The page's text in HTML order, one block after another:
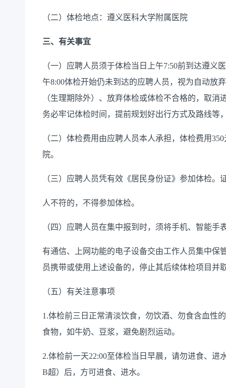
（二）体检地点：遵义医科大学附属医院
三、有关事宜
（一）应聘人员须于体检当日上午7:50前到达遵义
午8:00体检开始仍未到达的应聘人员，视为自动放
（生理期除外）、放弃体检或体检不合格的，取
务必牢记体检时间，提前规划好出行方式及路线等
（二）体检费用由应聘人员本人承担，体检费用
院。
（三）应聘人员凭有效《居民身份证》参加体检。
人不符的，不得参加体检。
（四）应聘人员在集中报到时，须将手机、智能手
有通信、上网功能的电子设备交由工作人员集中保
员携带或使用上述设备的，停止其后续体检项目并
（五）有关注意事项
1.体检前三日正常清淡饮食，勿饮酒、勿食含血性
食物，如牛奶、豆浆，避免剧烈运动。
2.体检前一天22:00至体检当日早晨，请勿进食、
B超）后，方可进食、进水。